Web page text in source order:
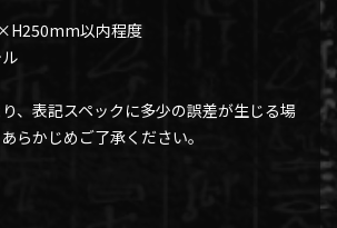
以内程度
、表記スペックに多少の誤差が生じる場
らかじめご了承ください。